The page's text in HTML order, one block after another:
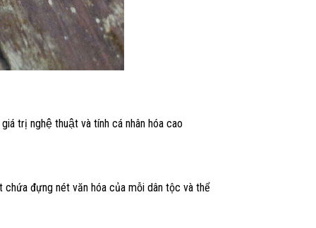
trị nghệ thuật và tính cá nhân hóa cao
chứa đựng nét văn hóa của mỗi dân tộc và thể